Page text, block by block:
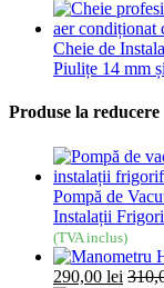
Cheie de
Piulițe 14 mm
Produse la reducere
Pompă de
Instalații
(TVA inclus)
290,00 lei